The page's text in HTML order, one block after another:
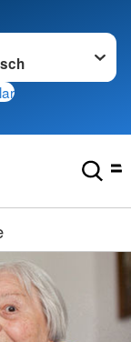
wechseln zu